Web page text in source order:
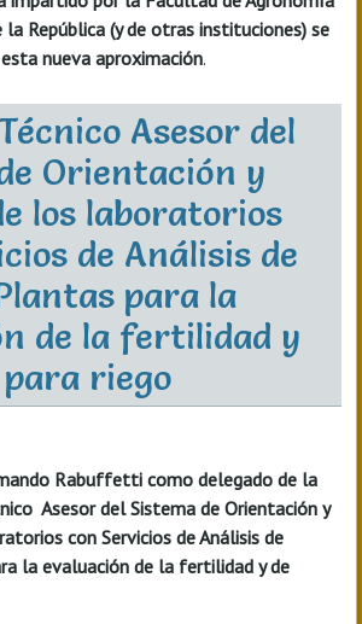
la República (y de otras instituciones) se
nueva aproximación.
Asesor del
Orientación y
los laboratorios
de Análisis de
para la
de la fertilidad y
para riego
Rabuffetti como delegado de la
Asesor del Sistema de Orientación y
con Servicios de Análisis de
la evaluación de la fertilidad y de